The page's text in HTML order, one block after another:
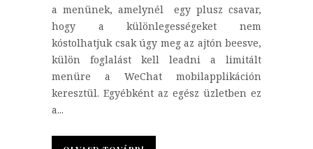
a menünek, amelynél egy plusz csavar,
hogy a különlegességeket nem
kóstolhatjuk csak úgy meg az ajtón beesve,
külön foglalást kell leadni a limitált
menüre a WeChat mobilapplikáción
keresztül. Egyébként az egész üzletben ez
a...